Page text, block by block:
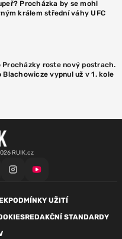
Procházka by se mohl
králem střední váhy UFC
roste nový postrach.
Blachowicze vypnul už v 1. kole
RUIK.cz
PODMÍNKY UŽITÍ
REDAKČNÍ STANDARDY